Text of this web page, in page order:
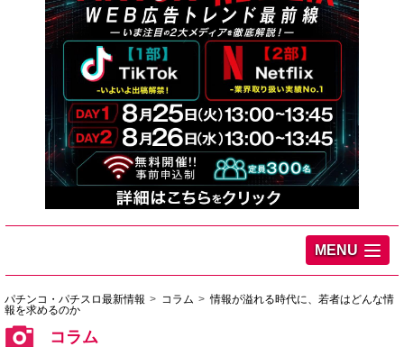
MENU
パチンコ・パチスロ最新情報 コラム
情報が溢れる時代に、若者はどんな情
報を求めるのか
コラム